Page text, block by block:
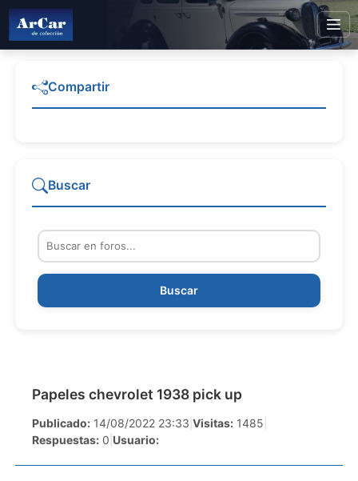
Papeles chevrolet 1938 pick up
Publicado: 14/08/2022 23:33 Visitas: 1485
Respuestas: 0 Usuario:
Compartir
Buscar
Buscar